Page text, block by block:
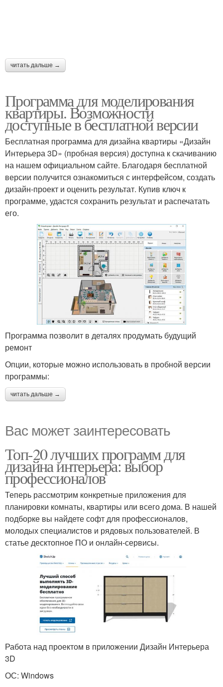
читать дальше →
Программа для моделирования
квартиры. Возможности
доступные в бесплатной версии
Бесплатная программа для дизайна квартиры «Дизайн
Интерьера 3D» (пробная версия) доступна к скачиванию
на нашем официальном сайте. Благодаря бесплатной
версии получится ознакомиться с интерфейсом, создать
дизайн-проект и оценить результат. Купив ключ к
программе, удастся сохранить результат и распечатать
его.
Программа позволит в деталях продумать будущий
ремонт
Опции, которые можно использовать в пробной версии
программы:
читать дальше →
Вас может заинтересовать
Топ-20 лучших программ для
дизайна интерьера: выбор
профессионалов
Теперь рассмотрим конкретные приложения для
планировки комнаты, квартиры или всего дома. В нашей
подборке вы найдете софт для профессионалов,
молодых специалистов и рядовых пользователей. В
статье десктопное ПО и онлайн-сервисы.
Работа над проектом в приложении Дизайн Интерьера
3D
ОС: Windows